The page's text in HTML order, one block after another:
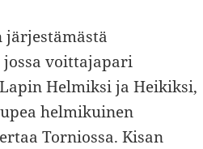
järjestämästä
voittajapari
Helmiksi ja Heikiksi,
helmikuinen
Torniossa. Kisan